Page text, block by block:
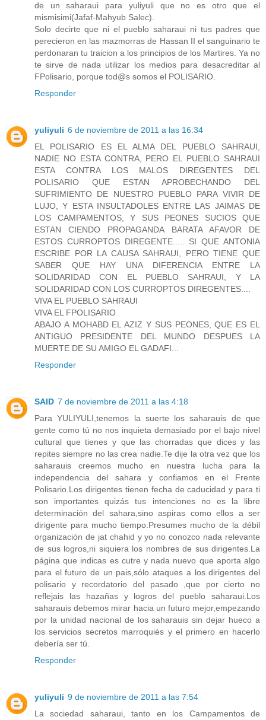
de un saharaui para yuliyuli que no es otro que el
mismisimi(Jafaf-Mahyub Salec).
Solo decirte que ni el pueblo saharaui ni tus padres que
perecieron en las mazmorras de Hassan II el sanguinario te
perdonaran tu traicion a los principios de los Martires. Ya no
te sirve de nada utilizar los medios para desacreditar al
FPolisario, porque tod@s somos el POLISARIO.
Responder
yuliyuli 6 de noviembre de 2011 a las 16:34
EL POLISARIO ES EL ALMA DEL PUEBLO SAHRAUI,
NADIE NO ESTA CONTRA, PERO EL PUEBLO SAHRAUI
ESTA CONTRA LOS MALOS DIREGENTES DEL
POLISARIO QUE ESTAN APROBECHANDO DEL
SUFRIMIENTO DE NUESTRO PUEBLO PARA VIVIR DE
LUJO, Y ESTA INSULTADOLES ENTRE LAS JAIMAS DE
LOS CAMPAMENTOS, Y SUS PEONES SUCIOS QUE
ESTAN CIENDO PROPAGANDA BARATA AFAVOR DE
ESTOS CURROPTOS DIREGENTE..... SI QUE ANTONIA
ESCRIBE POR LA CAUSA SAHRAUI, PERO TIENE QUE
SABER QUE HAY UNA DIFERENCIA ENTRE LA
SOLIDARIDAD CON EL PUEBLO SAHRAUI, Y LA
SOLIDARIDAD CON LOS CURROPTOS DIREGENTES....
VIVA EL PUEBLO SAHRAUI
VIVA EL FPOLISARIO
ABAJO A MOHABD EL AZIZ Y SUS PEONES, QUE ES EL
ANTIGUO PRESIDENTE DEL MUNDO DESPUES LA
MUERTE DE SU AMIGO EL GADAFI...
Responder
SAID 7 de noviembre de 2011 a las 4:18
Para YULIYULI,tenemos la suerte los saharauis de que
gente como tú no nos inquieta demasiado por el bajo nivel
cultural que tienes y que las chorradas que dices y las
repites siempre no las crea nadie.Te dije la otra vez que los
saharauis creemos mucho en nuestra lucha para la
independencia del sahara y confiamos en el Frente
Polisario.Los dirigentes tienen fecha de caducidad y para ti
son importantes quizás tus intenciones no es la libre
determinación del sahara,sino aspiras como ellos a ser
dirigente para mucho tiempo.Presumes mucho de la débil
organización de jat chahid y yo no conozco nada relevante
de sus logros,ni siquiera los nombres de sus dirigentes.La
página que indicas es cutre y nada nuevo que aporta algo
para el futuro de un pais,sólo ataques a los dirigentes del
polisario y recordatorio del pasado ,que por cierto no
reflejais las hazañas y logros del pueblo saharaui.Los
saharauis debemos mirar hacia un futuro mejor,empezando
por la unidad nacional de los saharauis sin dejar hueco a
los servicios secretos marroquiés y el primero en hacerlo
debería ser tú.
Responder
yuliyuli 9 de noviembre de 2011 a las 7:54
La sociedad saharaui, tanto en los Campamentos de